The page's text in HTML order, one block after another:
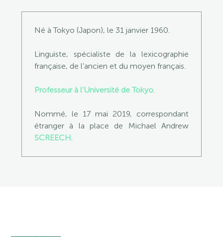
Né à Tokyo (Japon), le 31 janvier 1960.
Linguiste, spécialiste de la lexicographie
française, de l’ancien et du moyen français.
Professeur à l’Université de Tokyo.
Nommé, le 17 mai 2019, correspondant
étranger à la place de Michael Andrew
SCREECH.